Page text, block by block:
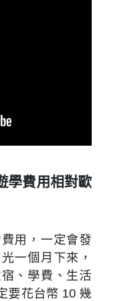
學費用相對歐
用，一定會發
一個月下來，
、學費、生活
要花台幣 10 幾